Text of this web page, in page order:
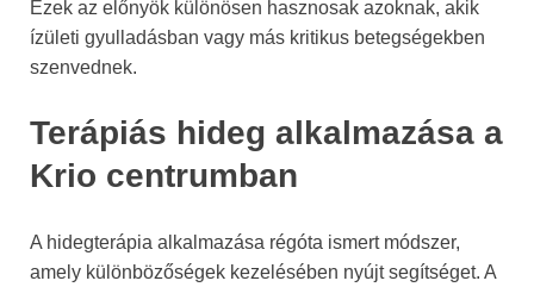
Ezek az előnyök különösen hasznosak azoknak, akik
ízületi gyulladásban vagy más kritikus betegségekben
szenvednek.
Terápiás hideg alkalmazása a
Krio centrumban
A hidegterápia alkalmazása régóta ismert módszer,
amely különbözőségek kezelésében nyújt segítséget. A